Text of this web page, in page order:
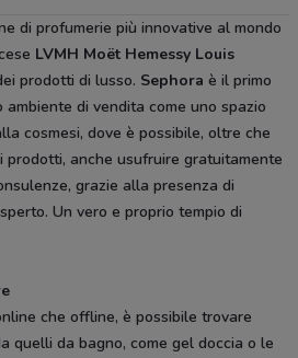
di profumerie più innovative al mondo
LVMH Moët Hemessy Louis
prodotti di lusso. Sephora è il primo
di vendita come uno spazio
cosmesi, dove è possibile, oltre che
prodotti, anche usufruire gratuitamente
grazie alla presenza di
Un vero e proprio tempio di
che offline, è possibile trovare
quelli da bagno, come gel doccia o le